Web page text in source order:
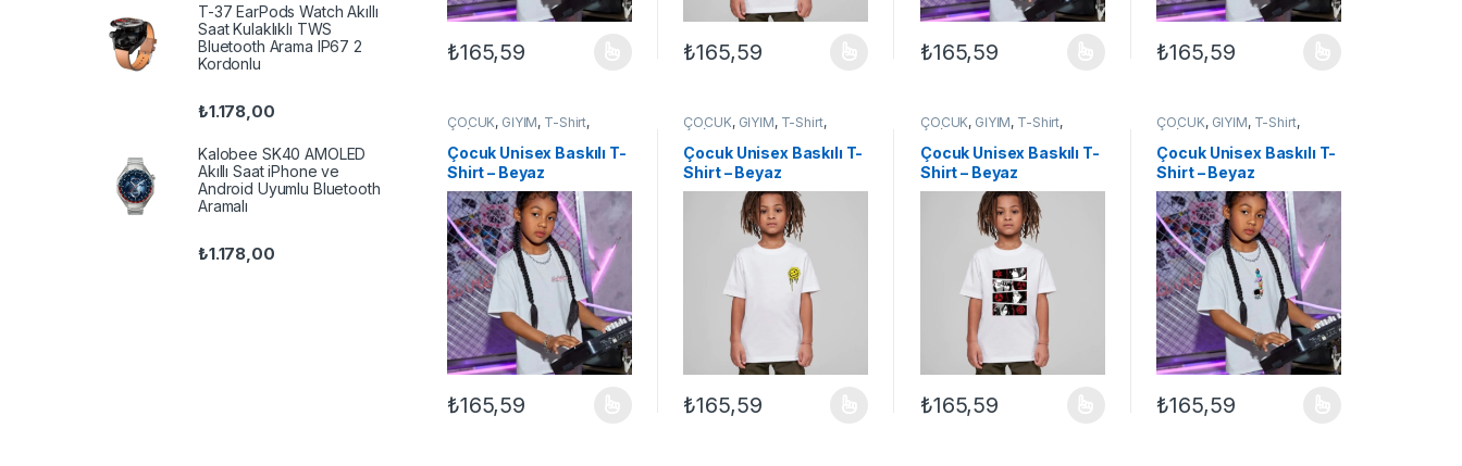
₺165,59
Bu ürünün birden fazla varyasyonu var. Seçenekler ürün sayfasından seçilebilir
₺165,59
Bu ürünün birden fazla varyasyonu var. Seçenekler ürün sayfasından seçilebilir
₺165,59
Bu ürünün birden fazla varyasyonu var. Seçenekler ürün sayfasından
₺165,59
Bu ürünün birden fazla varyasyonu var.
ÇOCUK, GİYİM, T-Shirt,
UNİSEX ÇOCUK
Çocuk Unisex Baskılı T-
Shirt – Beyaz
₺165,59
Bu ürünün birden fazla varyasyonu var. Seçenekler ürün sayfasından seçilebilir
ÇOCUK, GİYİM, T-Shirt,
UNİSEX ÇOCUK
Çocuk Unisex Baskılı T-
Shirt – Beyaz
₺165,59
Bu ürünün birden fazla varyasyonu var. Seçenekler ürün sayfasından seçilebilir
ÇOCUK, GİYİM, T-Shirt,
UNİSEX ÇOCUK
Çocuk Unisex Baskılı T-
Shirt – Beyaz
₺165,59
Bu ürünün birden fazla varyasyonu var. Seçenekler ürün sayfasından
ÇOCUK, GİYİM, T-Shirt,
UNİSEX ÇOCUK
Çocuk Unisex Baskılı T-
Shirt – Beyaz
₺165,59
Bu ürünün birden fazla varyasyonu var.
T-37 EarPods Watch Akıllı
Saat Kulaklıklı TWS
Bluetooth Arama IP67 2
Kordonlu
₺1.178,00
Kalobee SK40 AMOLED
Akıllı Saat iPhone ve
Android Uyumlu Bluetooth
Aramalı
₺1.178,00